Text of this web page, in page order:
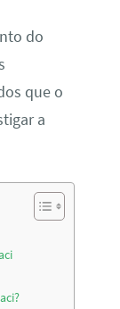
do
que o
a